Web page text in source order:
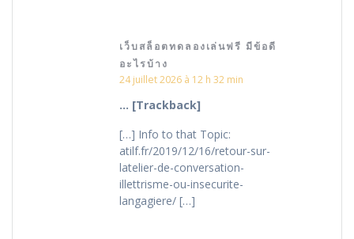
เว็บสล็อตทดลองเล่นฟรี มีข้อดี
อะไรบ้าง
24 juillet 2026 à 12 h 32 min
… [Trackback]
[…] Info to that Topic:
atilf.fr/2019/12/16/retour-sur-
latelier-de-conversation-
illettrisme-ou-insecurite-
langagiere/ […]